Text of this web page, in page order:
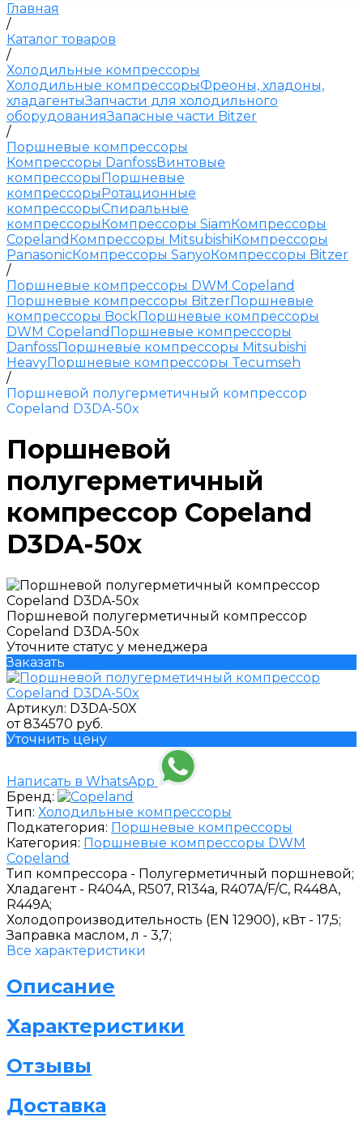
Главная
/
Каталог товаров
/
Холодильные компрессоры
Холодильные компрессорыФреоны, хладоны,
хладагентыЗапчасти для холодильного
оборудованияЗапасные части Bitzer
/
Поршневые компрессоры
Компрессоры DanfossВинтовые
компрессорыПоршневые
компрессорыРотационные
компрессорыСпиральные
компрессорыКомпрессоры SiamКомпрессоры
Copeland Компрессоры MitsubishiКомпрессоры
PanasonicКомпрессоры SanyoКомпрессоры Bitzer
/
Поршневые компрессоры DWM Copeland
Поршневые компрессоры BitzerПоршневые
компрессоры BockПоршневые компрессоры
DWM Copeland Поршневые компрессоры
DanfossПоршневые компрессоры Mitsubishi
HeavyПоршневые компрессоры Tecumseh
/
Поршневой полугерметичный компрессор
Copeland D3DA-50x
Поршневой
полугерметичный
компрессор Copeland
D3DA-50x
Поршневой полугерметичный компрессор
Copeland D3DA-50x
Уточните статус у менеджера
Заказать
Артикул: D3DA-50X
от 834570 руб.
Уточнить цену
Написать в WhatsApp
Бренд:
Тип: Холодильные компрессоры
Подкатегория: Поршневые компрессоры
Категория: Поршневые компрессоры DWM
Copeland
Тип компрессора - Полугерметичный поршневой;
Хладагент - R404A, R507, R134a, R407A/F/C, R448A,
R449A;
Холодопроизводительность (EN 12900), кВт - 17,5;
Заправка маслом, л - 3,7;
Все характеристики
Описание
Характеристики
Отзывы
Доставка